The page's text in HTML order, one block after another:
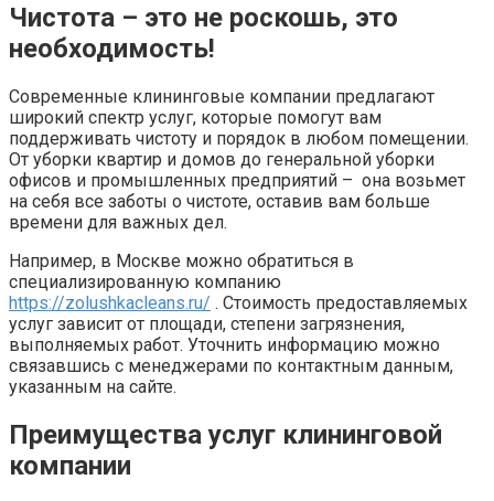
Чистота – это не роскошь, это
необходимость!
Современные клининговые компании предлагают
широкий спектр услуг, которые помогут вам
поддерживать чистоту и порядок в любом помещении.
От уборки квартир и домов до генеральной уборки
офисов и промышленных предприятий – она возьмет
на себя все заботы о чистоте, оставив вам больше
времени для важных дел.
Например, в Москве можно обратиться в
специализированную компанию
https://zolushkacleans.ru/ . Стоимость предоставляемых
услуг зависит от площади, степени загрязнения,
выполняемых работ. Уточнить информацию можно
связавшись с менеджерами по контактным данным,
указанным на сайте.
Преимущества услуг клининговой
компании